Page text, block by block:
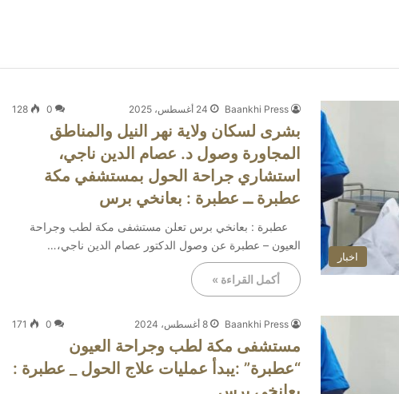
اخبار
Baankhi Press 24 أغسطس، 2025 0
128
بشرى لسكان ولاية نهر النيل والمناطق
المجاورة وصول د. عصام الدين ناجي،
استشاري جراحة الحول بمستشفي مكة
عطبرة ــ عطبرة : بعانخي برس
عطبرة : بعانخي برس تعلن مستشفى مكة لطب وجراحة
العيون – عطبرة عن وصول الدكتور عصام الدين ناجي،…
أكمل القراءة »
Baankhi Press 8 أغسطس، 2024 0
171
مستشفى مكة لطب وجراحة العيون
“عطبرة” :يبدأ عمليات علاج الحول _ عطبرة :